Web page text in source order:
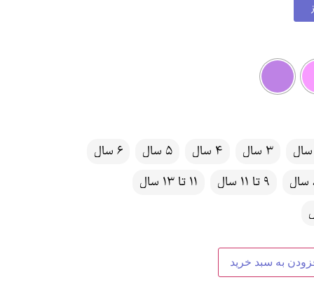
3 سال 4 سال 5 سال
6 سال
9 تا 11 سال 11 تا 13 سال
به سبد خرید